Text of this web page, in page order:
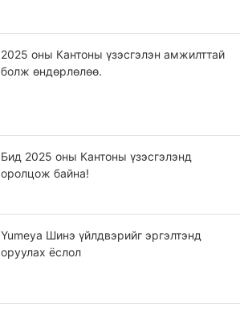
2025 оны Кантоны үзэсгэлэн амжилттай
болж өндөрлөлөө.
Бид 2025 оны Кантоны үзэсгэлэнд
оролцож байна!
Yumeya Шинэ үйлдвэрийг эргэлтэнд
оруулах ёслол